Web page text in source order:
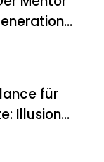
im
2026:
werden
für
Illusion